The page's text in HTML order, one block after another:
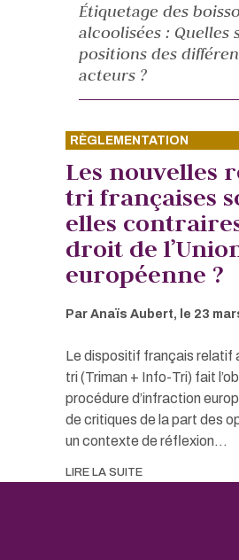
RÈGLEMENTATION
Les nouvelles
tri françaises
elles
droit de
européenne ?
Par Anaïs Aubert, le 23
Le dispositif français relatif
tri (Triman + Info-Tri) fait
procédure d’infraction
de critiques de la part des
un contexte de réflexion...
LIRE LA SUITE
Étiquetage des
alcoolisées : Quelles
positions des
acteurs ?